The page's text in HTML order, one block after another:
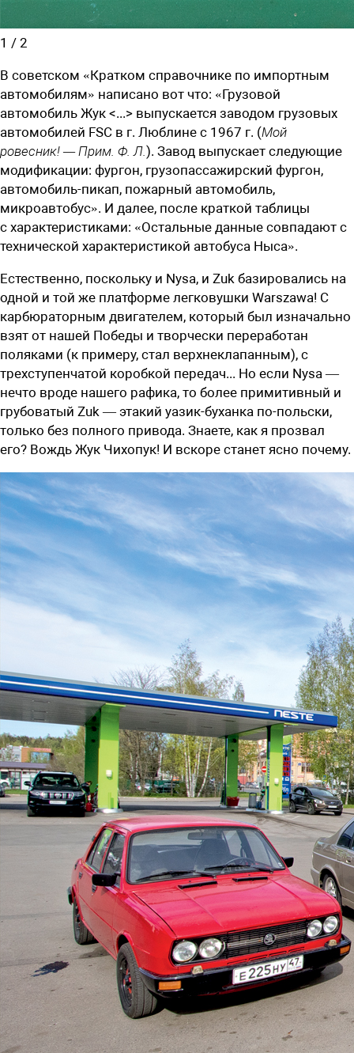
1 / 2
В советском «Кратком справочнике по импортным
автомобилям» написано вот что: «Грузовой
автомобиль Жук <...> выпускается заводом грузовых
автомобилей FSC в г. Люблине с 1967 г. (Мой
ровесник! — Прим. Ф. Л. ). Завод выпускает следующие
модификации: фургон, грузопассажирский фургон,
автомобиль-пикап, пожарный автомобиль,
микроавтобус». И далее, после краткой таблицы
с характеристиками: «Остальные данные совпадают с
технической характеристикой автобуса Ныса».
Естественно, поскольку и Nysa, и Zuk базировались на
одной и той же платформе легковушки Warszawa! С
карбюраторным двигателем, который был изначально
взят от нашей Победы и творчески переработан
поляками (к примеру, стал верхнеклапанным), с
трехступенчатой коробкой передач... Но если Nysa —
нечто вроде нашего рафика, то более примитивный и
грубоватый Zuk — этакий уазик-буханка по-польски,
только без полного привода. Знаете, как я прозвал
его? Вождь Жук Чихопук! И вскоре станет ясно почему.